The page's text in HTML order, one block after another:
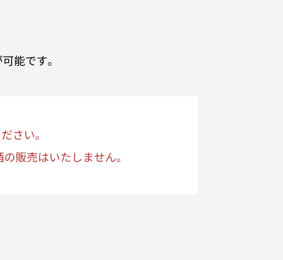
能です。
さい。
販売はいたしません。